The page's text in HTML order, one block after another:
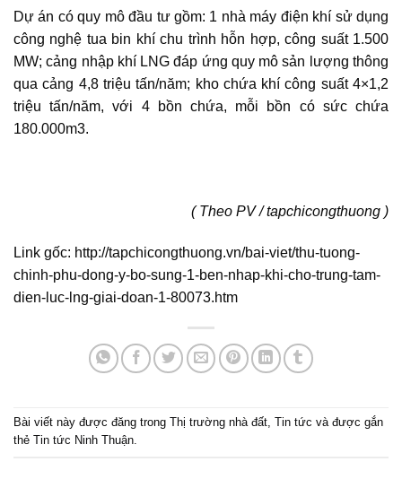
Dự án có quy mô đầu tư gồm: 1 nhà máy điện khí sử dụng
công nghệ tua bin khí chu trình hỗn hợp, công suất 1.500
MW; cảng nhập khí LNG đáp ứng quy mô sản lượng thông
qua cảng 4,8 triệu tấn/năm; kho chứa khí công suất 4×1,2
triệu tấn/năm, với 4 bồn chứa, mỗi bồn có sức chứa
180.000m3.
( Theo PV / tapchicongthuong )
Link gốc: http://tapchicongthuong.vn/bai-viet/thu-tuong-
chinh-phu-dong-y-bo-sung-1-ben-nhap-khi-cho-trung-tam-
dien-luc-lng-giai-doan-1-80073.htm
Bài viết này được đăng trong Thị trường nhà đất, Tin tức và được gắn
thẻ Tin tức Ninh Thuận.